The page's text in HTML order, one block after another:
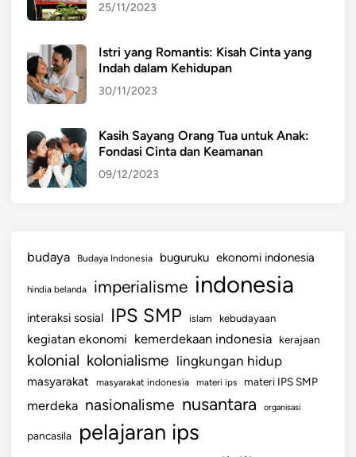
25/11/2023
Istri yang Romantis: Kisah Cinta yang
Indah dalam Kehidupan
30/11/2023
Kasih Sayang Orang Tua untuk Anak:
Fondasi Cinta dan Keamanan
09/12/2023
budaya Budaya Indonesia buguruku ekonomi indonesia
hindia belanda imperialisme indonesia
interaksi sosial IPS SMP islam kebudayaan
kegiatan ekonomi kemerdekaan indonesia kerajaan
kolonial kolonialisme lingkungan hidup
masyarakat masyarakat indonesia materi ips materi IPS SMP
merdeka nasionalisme nusantara organisasi
pancasila
pelajaran ips